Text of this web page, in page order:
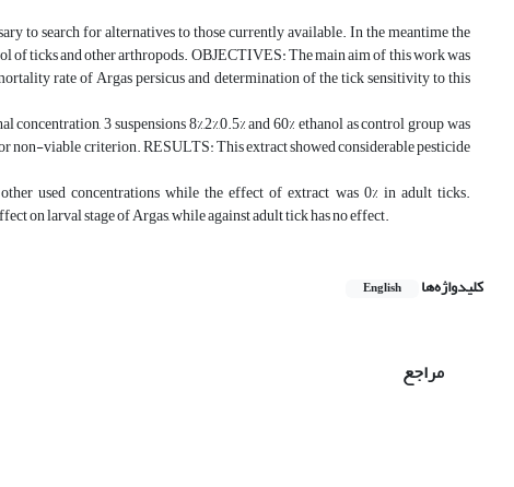
to search for alternatives to those currently available. In the meantime the
ticks and other arthropods. OBJECTIVES: The main aim of this work was
rate of Argas persicus and determination of the tick sensitivity to this
3 suspensions 8%,2%,0.5% and 60% ethanol as control group was
non-viable criterion. RESULTS: This extract showed considerable pesticide
used concentrations while the effect of extract was 0% in adult ticks.
on larval stage of Argas, while against adult tick has no effect.
کلیدواژه‌ها English
مراجع